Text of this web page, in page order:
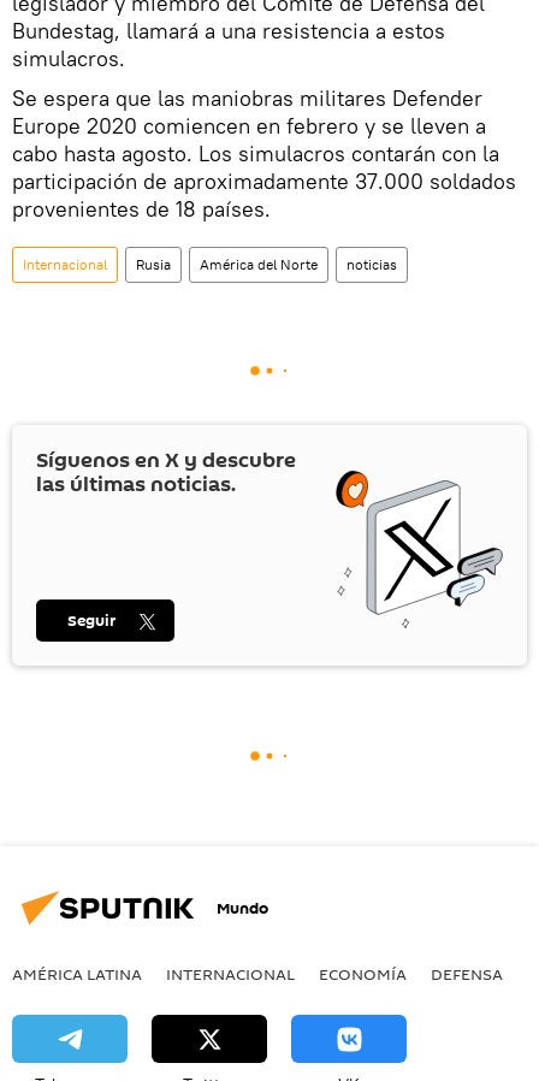
Bundestag, llamará a una resistencia a estos
simulacros.
Se espera que las maniobras militares Defender
Europe 2020 comiencen en febrero y se lleven a
cabo hasta agosto. Los simulacros contarán con la
participación de aproximadamente 37.000 soldados
provenientes de 18 países.
Internacional Rusia América del Norte noticias
Síguenos en X y descubre
las últimas noticias.
Seguir
Mundo
AMÉRICA LATINA INTERNACIONAL ECONOMÍA DEFENSA